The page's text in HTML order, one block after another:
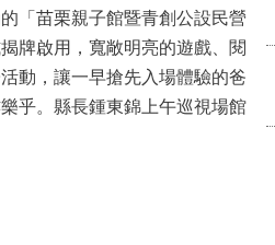
牌啟用，寬敞明亮的遊戲、閱
動，讓一早搶先入場體驗的爸
乎。縣長鍾東錦上午巡視場館